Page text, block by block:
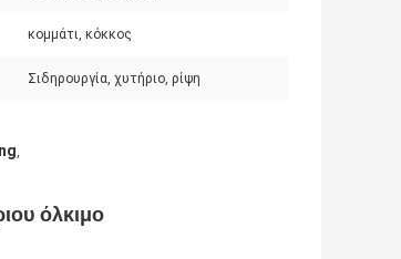
κομμάτι, κόκκος
Σιδηρουργία, χυτήριο, ρίψη
,
όλκιμο